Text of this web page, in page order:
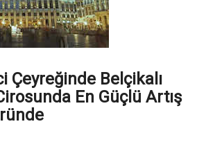
Çeyreğinde Belçikalı
En Güçlü Artış